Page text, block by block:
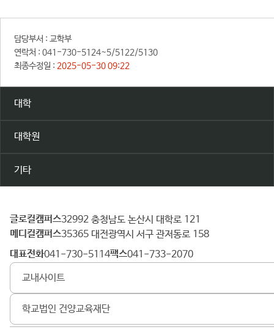
담당부서 : 교학부
연락처 : 041-730-5124~5/5122/5130
최종수정일 : 2025-05-30 09:22
대학
대학원
기타
건
양
대
학
글로컬캠퍼스 32992 충청남도 논산시 대학로 121
메디컬캠퍼스 35365 대전광역시 서구 관저동로 158
대표전화 041-730-5114 팩스 041-733-2070
교내사이트
학교법인 건양교육재단